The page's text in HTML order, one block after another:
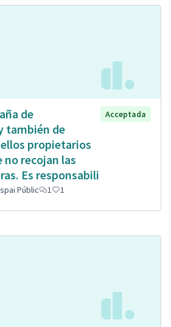
de
también de
propietarios
no recojan las
Es responsabili
Acceptada
Públic 1 1